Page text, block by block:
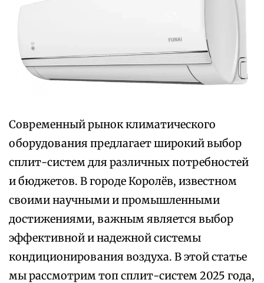
Современный рынок климатического
оборудования предлагает широкий выбор
сплит-систем для различных потребностей
и бюджетов. В городе Королёв, известном
своими научными и промышленными
достижениями, важным является выбор
эффективной и надежной системы
кондиционирования воздуха. В этой статье
мы рассмотрим топ сплит-систем 2025 года,